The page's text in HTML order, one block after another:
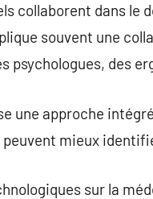
collaborent dans le
souvent une
psychologues, des
une approche
mieux
sur la